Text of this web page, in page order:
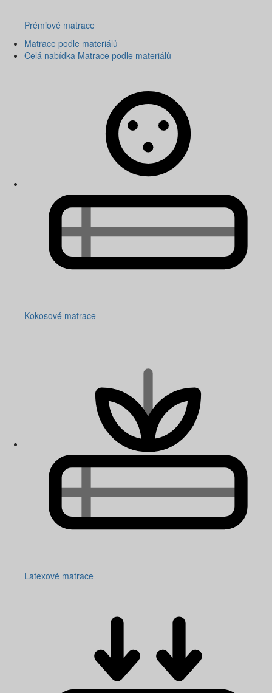
Prémiové matrace
Matrace podle materiálů
Celá nabídka Matrace podle materiálů
Kokosové matrace
Latexové matrace